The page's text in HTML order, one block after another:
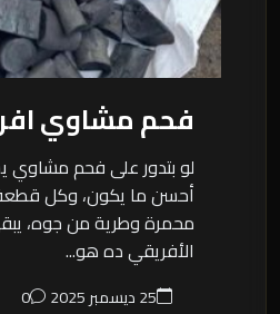
فحم مشاوي
لو بتدور على فحم مشاوي
أحسن ما يكون، وكل
محمرة وطرية من جوه،
الأفريقي ده هو...
25 ديسمبر 2025 0